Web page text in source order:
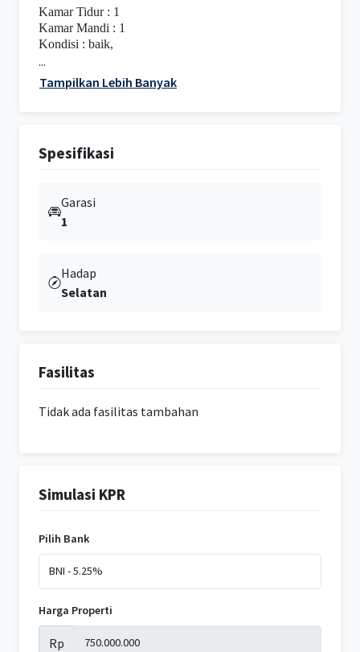
Kamar Tidur : 1
Kamar Mandi : 1
Kondisi : baik,
...
Tampilkan Lebih Banyak
Spesifikasi
Garasi
1
Hadap
Selatan
Fasilitas
Tidak ada fasilitas tambahan
Simulasi KPR
Pilih Bank
Harga Properti
Rp